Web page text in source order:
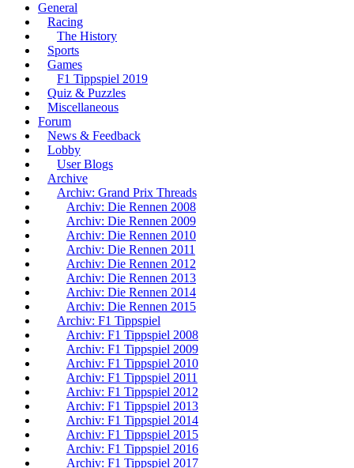
General
Racing
The History
Sports
Games
F1 Tippspiel 2019
Quiz & Puzzles
Miscellaneous
Forum
News & Feedback
Lobby
User Blogs
Archive
Archiv: Grand Prix Threads
Archiv: Die Rennen 2008
Archiv: Die Rennen 2009
Archiv: Die Rennen 2010
Archiv: Die Rennen 2011
Archiv: Die Rennen 2012
Archiv: Die Rennen 2013
Archiv: Die Rennen 2014
Archiv: Die Rennen 2015
Archiv: F1 Tippspiel
Archiv: F1 Tippspiel 2008
Archiv: F1 Tippspiel 2009
Archiv: F1 Tippspiel 2010
Archiv: F1 Tippspiel 2011
Archiv: F1 Tippspiel 2012
Archiv: F1 Tippspiel 2013
Archiv: F1 Tippspiel 2014
Archiv: F1 Tippspiel 2015
Archiv: F1 Tippspiel 2016
Archiv: F1 Tippspiel 2017